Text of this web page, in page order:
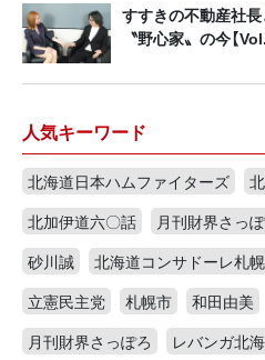
すすきの不動産社
〝野心家〟の今【
人気キーワード
北海道日本ハムファイターズ
北加伊道六〇話
月刊財界さっ
砂川誠
北海道コンサドーレ札幌
立憲民主党
札幌市 和田由美
月刊財界さっぽろ
レバンガ北